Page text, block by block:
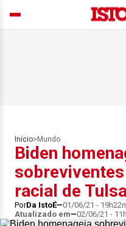
Início> Mundo
Biden
racial de
PorDa IstoÉ 01/06/21 -
Atualizado em
02/06/21 -